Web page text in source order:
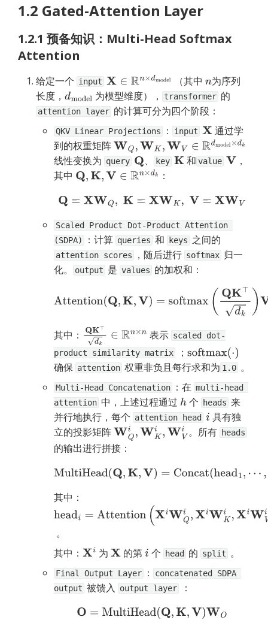
1.2 Gated-Attention Layer
1.2.1 预备知识：Multi-Head Softmax
Attention
给定一个 input X∈ Rn×dmodel （其中 n为序列
长度， dmodel 为模型维度）， transformer
attention layer 的计算可分为四个阶段：
QKV Linear Projections ： input X 通过学
到的权重矩阵 WQ,WK,WV∈Rdmodel×dk
线性变换为 query Q 、 key K 和value V
，
其中 Q,K ,V∈Rn ×d k
：
Q=X WQ ,K= XWK,V=X WV
Scaled Product Dot-Product Attention
(SDPA)
：计算 queries 和 keys
attention scores ，随后进行 softmax 归一
化。
output 是 values 的加权和：
Attention( Q,K V)=softmax d k)V
其中： QK⊤d k∈Rn×n 表示 scaled dot-
product similarity matrix
； softmax(⋅)
确保 attention 权重非负且每行求和为 1.0 。
Multi-Head Concatenation ：在 multi-head
attention 中，上述过程通过 h 个 heads 来
并行地执行，每个 attention head i 具有独
立的投影矩阵 WQi,WKi,WVi 。所有 heads
的输出进行拼接：
MultiHead(Q,K, V)=Concat head1,⋯,headh)
其中：
headi= Attention(XiW Q i,XiWKi,Xi WVi)
。
其中： Xi 为 X 的第 i 个 head 的 split 。
Final Output Layer ：
concatenated SDPA
output 被馈入 output layer
：
O=MultiHead(Q,K,V)WO